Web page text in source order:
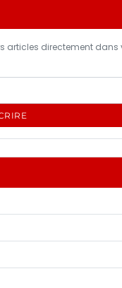
articles directement dans